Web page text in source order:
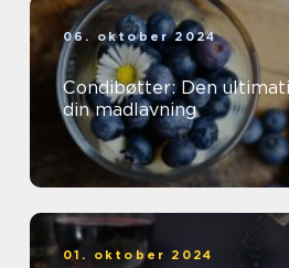
06. oktober 2024
Condibøtter: Den
din madlavning
01. oktober 2024